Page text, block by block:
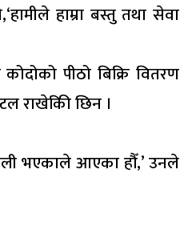
हाम्रा बस्तु तथा सेवा
पीठो बिक्रि वितरण
राखेकिी छिन ।
भएकाले आएका हौँ,’ उनले